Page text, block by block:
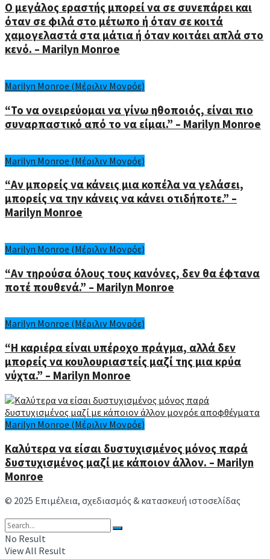
Ο μεγάλος εραστής μπορεί να σε συνεπάρει και
όταν σε φιλά στο μέτωπο ή όταν σε κοιτά
χαμογελαστά στα μάτια ή όταν κοιτάει απλά στο
κενό. – Marilyn Monroe
Marilyn Monroe (Μέριλιν Μονρόε)
“Το να ονειρεύομαι να γίνω ηθοποιός, είναι πιο
συναρπαστικό από το να είμαι.” – Marilyn Monroe
Marilyn Monroe (Μέριλιν Μονρόε)
“Αν μπορείς να κάνεις μια κοπέλα να γελάσει,
μπορείς να την κάνεις να κάνει οτιδήποτε.” –
Marilyn Monroe
Marilyn Monroe (Μέριλιν Μονρόε)
“Αν τηρούσα όλους τους κανόνες, δεν θα έφτανα
ποτέ πουθενά.” – Marilyn Monroe
Marilyn Monroe (Μέριλιν Μονρόε)
“Η καριέρα είναι υπέροχο πράγμα, αλλά δεν
μπορείς να κουλουριαστείς μαζί της μια κρύα
νύχτα.” – Marilyn Monroe
Marilyn Monroe (Μέριλιν Μονρόε)
Καλύτερα να είσαι δυστυχισμένος μόνος παρά
δυστυχισμένος μαζί με κάποιον άλλον. – Marilyn
Monroe
© 2025 Επιμέλεια, σχεδιασμός & κατασκευή ιστοσελίδας
No Result
View All Result